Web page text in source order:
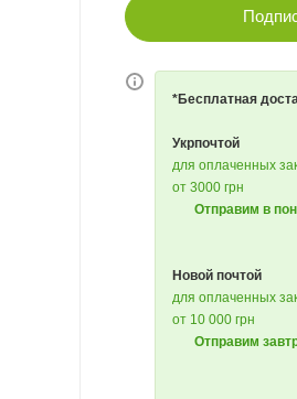
*Бесплатная
Укрпочтой
для оплаченных
от 3000 грн
Отправим в
Новой почтой
для оплаченных
от 10 000 грн
Отправим